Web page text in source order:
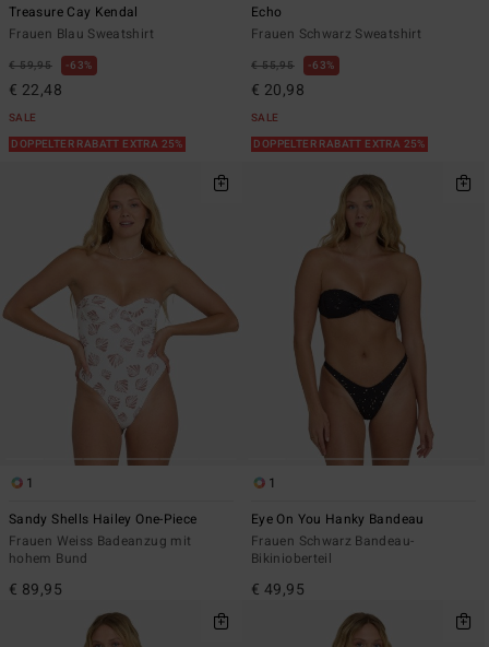
Treasure Cay Kendal
Frauen Blau Sweatshirt
€ 59,95 63%
€ 22,48
SALE
DOPPELTER RABATT EXTRA 25%
Echo
Frauen Schwarz Sweatshirt
€ 55,95 63%
€ 20,98
SALE
DOPPELTER RABATT EXTRA 25%
1
Sandy Shells Hailey One-Piece
Frauen Weiss Badeanzug mit
hohem Bund
€ 89,95
1
Eye On You Hanky Bandeau
Frauen Schwarz Bandeau-
Bikinioberteil
€ 49,95